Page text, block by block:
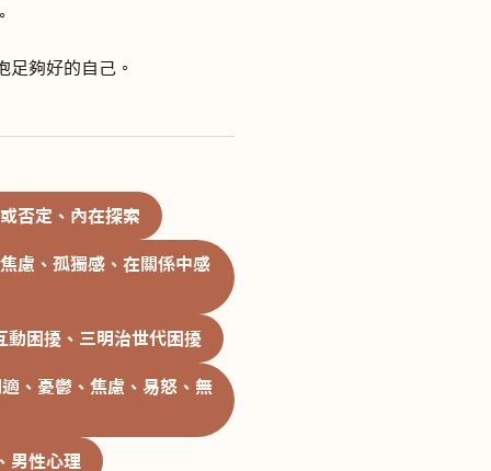
足夠好的自己。
否定、內在探索
慮、孤獨感、在關係中感
動困擾、三明治世代困擾
、憂鬱、焦慮、易怒、無
男性心理